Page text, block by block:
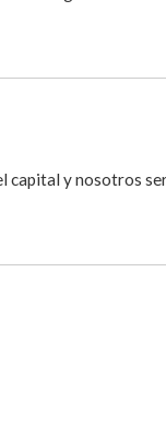
capital y nosotros